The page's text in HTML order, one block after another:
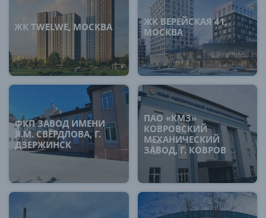
ЖК TWELWE, МОСКВА
ЖК ВЕРЕЙСКАЯ 41,
МОСКВА
ФКП ЗАВОД ИМЕНИ
Я.М. СВЕРДЛОВА, Г.
ДЗЕРЖИНСК
ПАО «КМЗ»
КОВРОВСКИЙ
МЕХАНИЧЕСКИЙ
ЗАВОД, Г. КОВРОВ